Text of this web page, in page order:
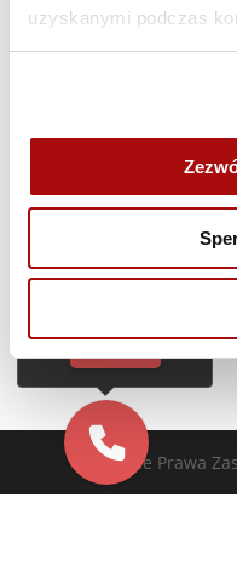
uzyskanymi podczas
Poprzedni dzień
Wszelkie Prawa
Cześć!
do Ciebie za darmo
TAK